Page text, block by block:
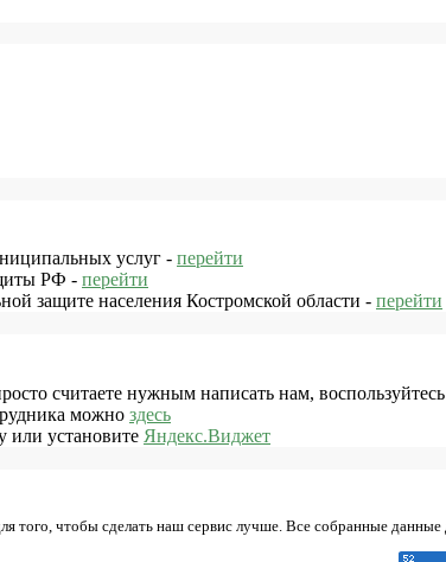
услуг - перейти
РФ - перейти
защите населения Костромской области - перейти
считаете нужным написать нам, воспользуйтесь
можно здесь
или установите Яндекс.Виджет
того, чтобы сделать наш сервис лучше. Все собранные